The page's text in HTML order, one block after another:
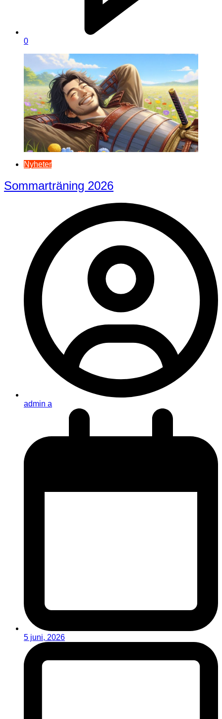
0
Nyheter
Sommarträning 2026
admin a
5 juni, 2026